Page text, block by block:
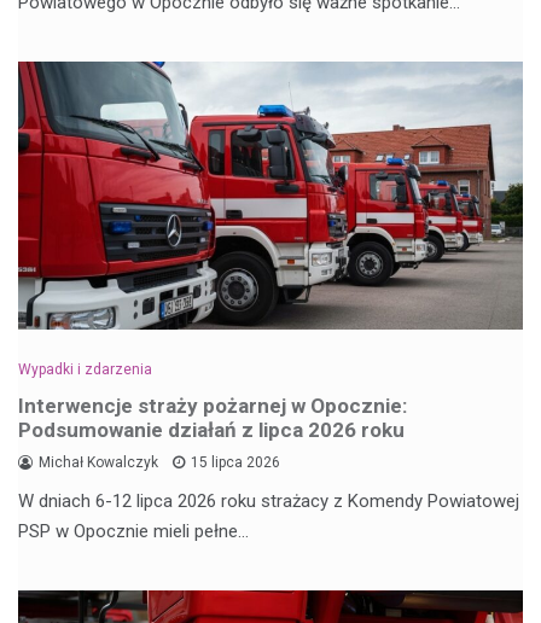
Wypadki i zdarzenia
Interwencje straży pożarnej w Opocznie:
Podsumowanie działań z lipca 2026 roku
Michał Kowalczyk 15 lipca 2026
W dniach 6-12 lipca 2026 roku strażacy z Komendy Powiatowej
PSP w Opocznie mieli pełne…